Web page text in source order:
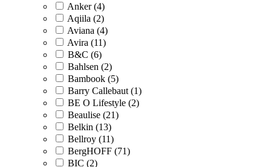
Anker (4)
Aqiila (2)
Aviana (4)
Avira (11)
B&C (6)
Bahlsen (2)
Bambook (5)
Barry Callebaut (1)
BE O Lifestyle (2)
Beaulise (21)
Belkin (13)
Bellroy (11)
BergHOFF (71)
BIC (2)